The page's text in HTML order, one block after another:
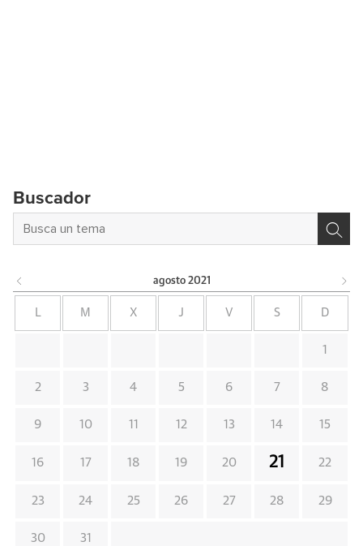
Buscador
agosto 2021
L M X J V S D
1
2 3 4 5 6 7 8
9 10 11 12 13 14 15
16 17 18 19 20 21 22
23 24 25 26 27 28 29
30 31